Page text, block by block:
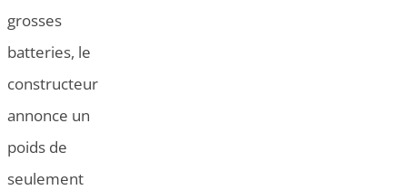
grosses
batteries, le
constructeur
annonce un
poids de
seulement